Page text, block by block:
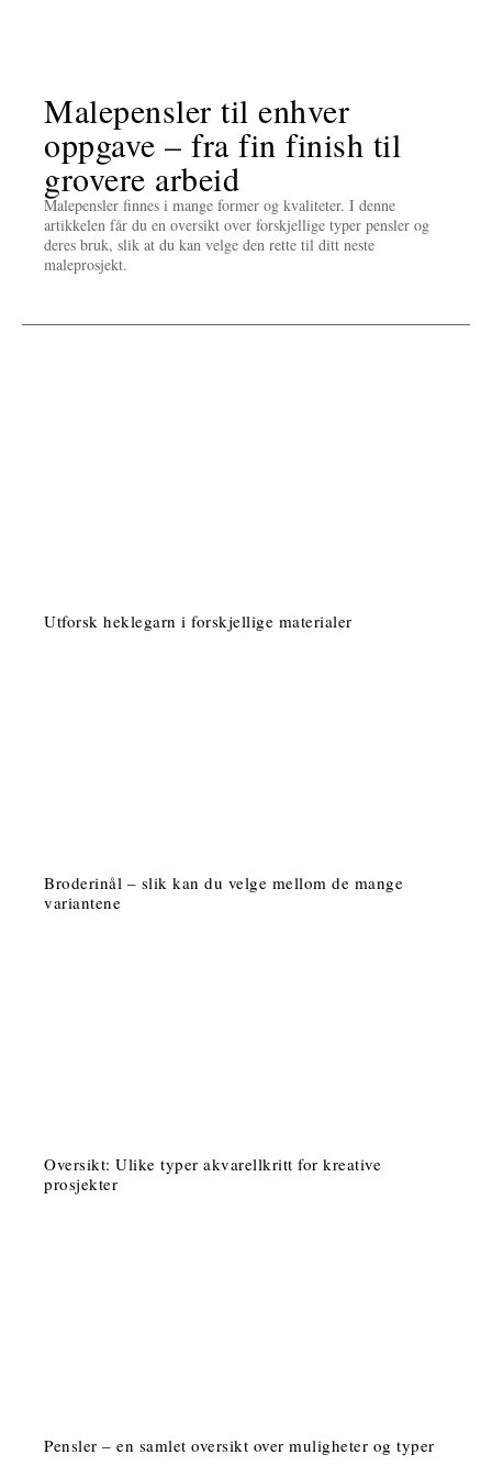
Malepensler til enhver
oppgave – fra fin finish til
grovere arbeid
Malepensler finnes i mange former og kvaliteter. I denne
artikkelen får du en oversikt over forskjellige typer pensler og
deres bruk, slik at du kan velge den rette til ditt neste
maleprosjekt.
Utforsk heklegarn i forskjellige materialer
Broderinål – slik kan du velge mellom de mange
variantene
Oversikt: Ulike typer akvarellkritt for kreative
prosjekter
Pensler – en samlet oversikt over muligheter og typer